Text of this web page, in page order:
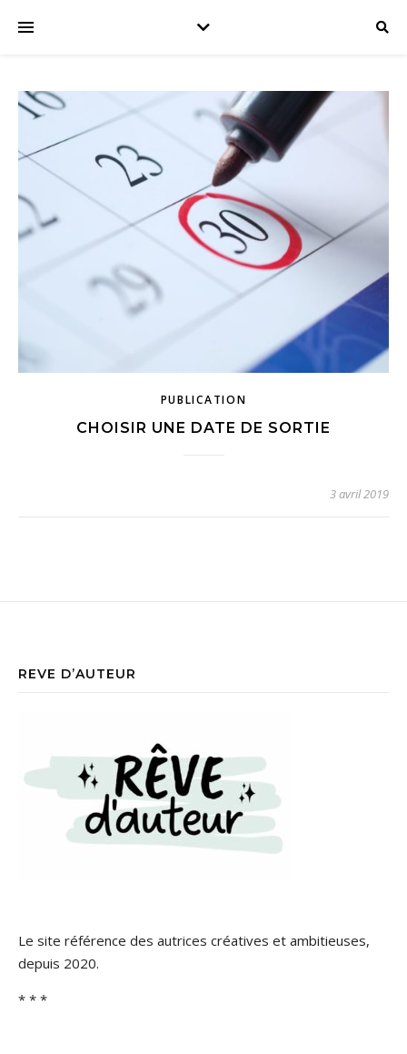
PUBLICATION
CHOISIR UNE DATE DE SORTIE
3 avril 2019
REVE D’AUTEUR
Le site référence des autrices créatives et ambitieuses,
depuis 2020.
* * *